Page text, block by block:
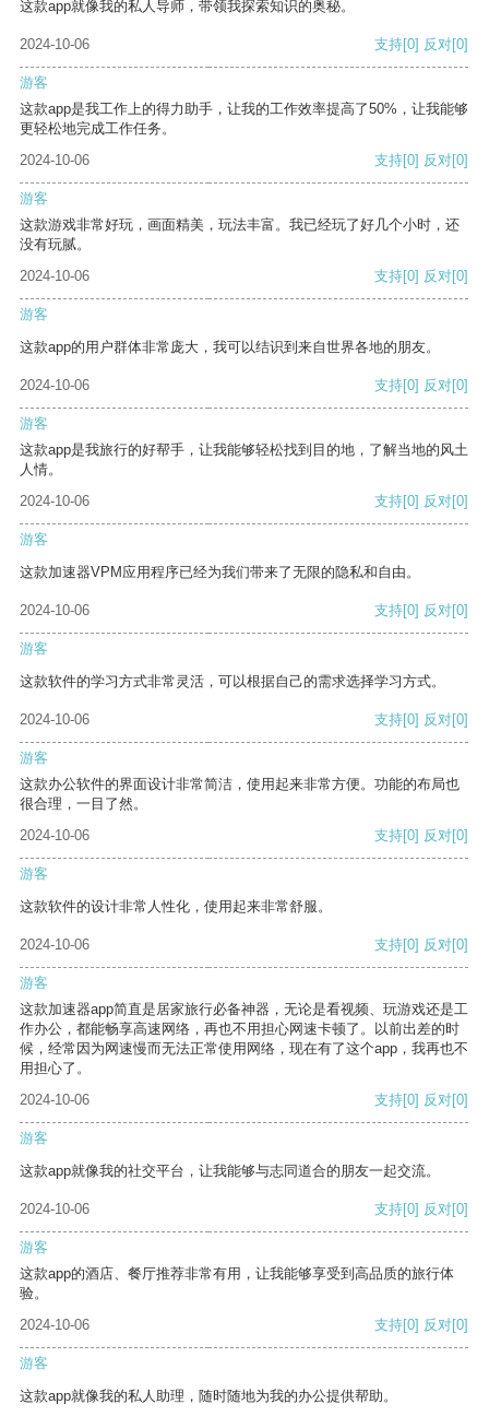
这款app就像我的私人导师，带领我探索知识的奥秘。
2024-10-06 支持[0] 反对[0]
游客
这款app是我工作上的得力助手，让我的工作效率提高了50%，让我能够
更轻松地完成工作任务。
2024-10-06
支持[0] 反对[0]
游客
这款游戏非常好玩，画面精美，玩法丰富。我已经玩了好几个小时，还
没有玩腻。
2024-10-06
支持[0] 反对[0]
游客
这款app的用户群体非常庞大，我可以结识到来自世界各地的朋友。
2024-10-06 支持[0] 反对[0]
游客
这款app是我旅行的好帮手，让我能够轻松找到目的地，了解当地的风土
人情。
2024-10-06
支持[0] 反对[0]
游客
这款加速器VPM应用程序已经为我们带来了无限的隐私和自由。
2024-10-06 支持[0] 反对[0]
游客
这款软件的学习方式非常灵活，可以根据自己的需求选择学习方式。
2024-10-06 支持[0] 反对[0]
游客
这款办公软件的界面设计非常简洁，使用起来非常方便。功能的布局也
很合理，一目了然。
2024-10-06
支持[0] 反对[0]
游客
这款软件的设计非常人性化，使用起来非常舒服。
2024-10-06 支持[0] 反对[0]
游客
这款加速器app简直是居家旅行必备神器，无论是看视频、玩游戏还是工
作办公，都能畅享高速网络，再也不用担心网速卡顿了。以前出差的时
候，经常因为网速慢而无法正常使用网络，现在有了这个app，我再也不
用担心了。
2024-10-06
支持[0] 反对[0]
游客
这款app就像我的社交平台，让我能够与志同道合的朋友一起交流。
2024-10-06 支持[0] 反对[0]
游客
这款app的酒店、餐厅推荐非常有用，让我能够享受到高品质的旅行体
验。
2024-10-06
支持[0] 反对[0]
游客
这款app就像我的私人助理，随时随地为我的办公提供帮助。